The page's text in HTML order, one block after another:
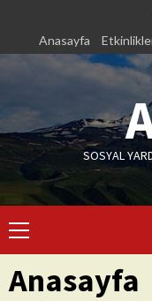
content
Anasayfa
SOSYAL
Menu
Anasayfa